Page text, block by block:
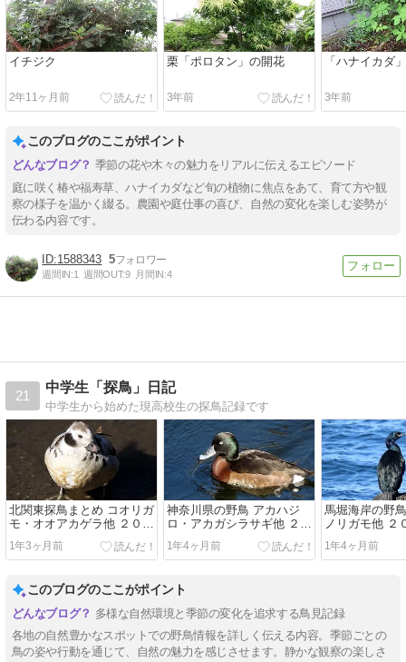
イチジク
2年11ヶ月前
栗「ポロタン」の開花
3年前
「ハナイカダ
3年前
このブログのここがポイント
季節の花や木々の魅力をリアルに伝えるエピソード
庭に咲く椿や福寿草、ハナイカダなど旬の植物に焦点をあて、育て方や観
察の様子を温かく綴る。農園や庭仕事の喜び、自然の変化を楽しむ姿勢が
伝わる内容です。
1588343 5
週間IN:1 週間OUT:9 月間IN:4
21
中学生「探鳥」日記
中学生から始めた現高校生の探鳥記録です
北関東探鳥まとめ コオリガ
モ・オオアカゲラ他 ２０２
５年２月１３〜１５日
1年3ヶ月前
神奈川県の野鳥 アカハジ
ロ・アカガシラサギ他 ２０
２５年２月１１日
1年4ヶ月前
馬堀海岸の野
ノリガモ他 ２
９日
1年4ヶ月前
このブログのここがポイント
多様な自然環境と季節の変化を追求する鳥見記録
各地の自然豊かなスポットでの野鳥情報を詳しく伝える内容。季節ごとの
鳥の姿や行動を通じて、自然の魅力を感じさせます。静かな観察の楽しさ